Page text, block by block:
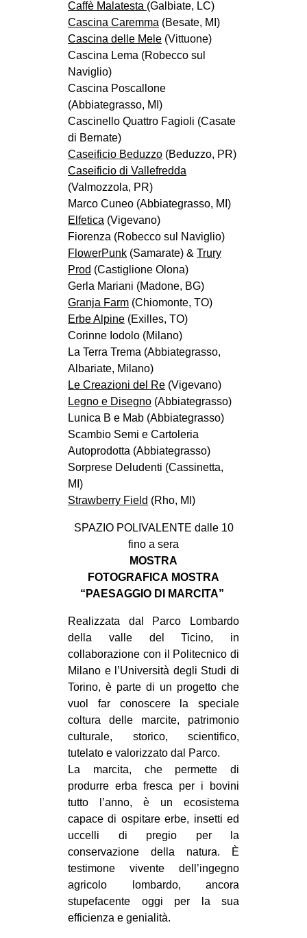
Caffè Malatesta (Galbiate, LC)
Cascina Caremma (Besate, MI)
Cascina delle Mele (Vittuone)
Cascina Lema (Robecco sul
Naviglio)
Cascina Poscallone
(Abbiategrasso, MI)
Cascinello Quattro Fagioli (Casate
di Bernate)
Caseificio Beduzzo (Beduzzo, PR)
Caseificio di Vallefredda
(Valmozzola, PR)
Marco Cuneo (Abbiategrasso, MI)
Elfetica (Vigevano)
Fiorenza (Robecco sul Naviglio)
FlowerPunk (Samarate) & Trury
Prod (Castiglione Olona)
Gerla Mariani (Madone, BG)
Granja Farm (Chiomonte, TO)
Erbe Alpine (Exilles, TO)
Corinne Iodolo (Milano)
La Terra Trema (Abbiategrasso,
Albariate, Milano)
Le Creazioni del Re (Vigevano)
Legno e Disegno (Abbiategrasso)
Lunica B e Mab (Abbiategrasso)
Scambio Semi e Cartoleria
Autoprodotta (Abbiategrasso)
Sorprese Deludenti (Cassinetta,
MI)
Strawberry Field (Rho, MI)
SPAZIO POLIVALENTE dalle 10
fino a sera
MOSTRA
FOTOGRAFICA MOSTRA
“PAESAGGIO DI MARCITA”
Realizzata dal Parco Lombardo
della valle del Ticino, in
collaborazione con il Politecnico di
Milano e l’Università degli Studi di
Torino, è parte di un progetto che
vuol far conoscere la speciale
coltura delle marcite, patrimonio
culturale, storico, scientifico,
tutelato e valorizzato dal Parco.
La marcita, che permette di
produrre erba fresca per i bovini
tutto l’anno, è un ecosistema
capace di ospitare erbe, insetti ed
uccelli di pregio per la
conservazione della natura. È
testimone vivente dell’ingegno
agricolo lombardo, ancora
stupefacente oggi per la sua
efficienza e genialità.